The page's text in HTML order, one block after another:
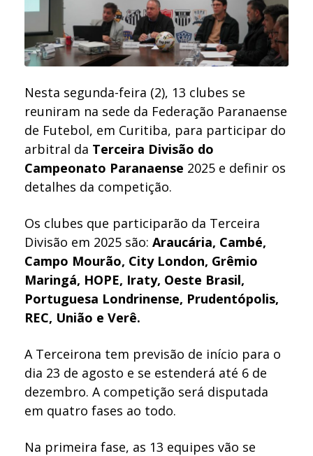
Nesta segunda-feira (2), 13 clubes se
reuniram na sede da Federação Paranaense
de Futebol, em Curitiba, para participar do
arbitral da Terceira Divisão do
Campeonato Paranaense 2025 e definir os
detalhes da competição.
Os clubes que participarão da Terceira
Divisão em 2025 são:Araucária, Cambé,
Campo Mourão, City London, Grêmio
Maringá, HOPE, Iraty, Oeste Brasil,
Portuguesa Londrinense, Prudentópolis,
REC, União e Verê.
A Terceirona tem previsão de início para o
dia 23 de agosto e se estenderá até 6 de
dezembro. A competição será disputada
em quatro fases ao todo.
Na primeira fase, as 13 equipes vão se